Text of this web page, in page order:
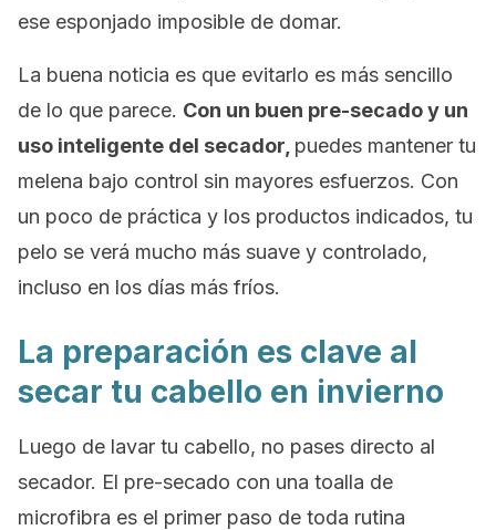
ese esponjado imposible de domar.
La buena noticia es que evitarlo es más sencillo
de lo que parece. Con un buen pre-secado y un
uso inteligente del secador, puedes mantener tu
melena bajo control sin mayores esfuerzos. Con
un poco de práctica y los productos indicados, tu
pelo se verá mucho más suave y controlado,
incluso en los días más fríos.
La preparación es clave al
secar tu cabello en invierno
Luego de lavar tu cabello, no pases directo al
secador. El pre-secado con una toalla de
microfibra es el primer paso de toda rutina